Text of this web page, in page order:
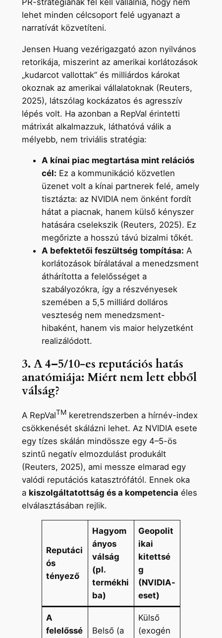
lehet minden célcsoport felé ugyanazt a
narratívát közvetíteni.
Jensen Huang vezérigazgató azon nyilvános
retorikája, miszerint az amerikai korlátozások
„kudarcot vallottak” és milliárdos károkat
okoznak az amerikai vállalatoknak (Reuters,
2025), látszólag kockázatos és agresszív
lépés volt. Ha azonban a RepVal érintetti
mátrixát alkalmazzuk, láthatóvá válik a
mélyebb, nem triviális stratégia:
A kínai piac megtartása mint relációs
cél: Ez a kommunikáció közvetlen
üzenet volt a kínai partnerek felé, amely
tisztázta: az NVIDIA nem önként fordít
hátat a piacnak, hanem külső kényszer
hatására cselekszik (Reuters, 2025). Ez
megőrizte a hosszú távú bizalmi tőkét.
A befektetői feszültség tompítása: A
korlátozások bírálatával a menedzsment
áthárította a felelősséget a
szabályozókra, így a részvényesek
szemében a 5,5 milliárd dolláros
veszteség nem menedzsment-
hibaként, hanem vis maior helyzetként
realizálódott.
3. A 4–5/10-es reputációs hatás
anatómiája: Miért nem lett ebből
válság?
A RepValTMkeretrendszerben a hírnév-index
csökkenését skálázni lehet. Az NVIDIA esete
egy tízes skálán mindössze egy 4–5-ös
szintű negatív elmozdulást produkált
(Reuters, 2025), ami messze elmarad egy
valódi reputációs katasztrófától. Ennek oka
a kiszolgáltatottság és a kompetencia éles
elválasztásában rejlik.
Reputáci
ós
tényező
Hagyom
ányos
válság
(pl.
termékhi
ba)
Geopolit
ikai
kitettsé
g
(NVIDIA-
eset)
A
felelőssé
Belső (a
Külső
(exogén